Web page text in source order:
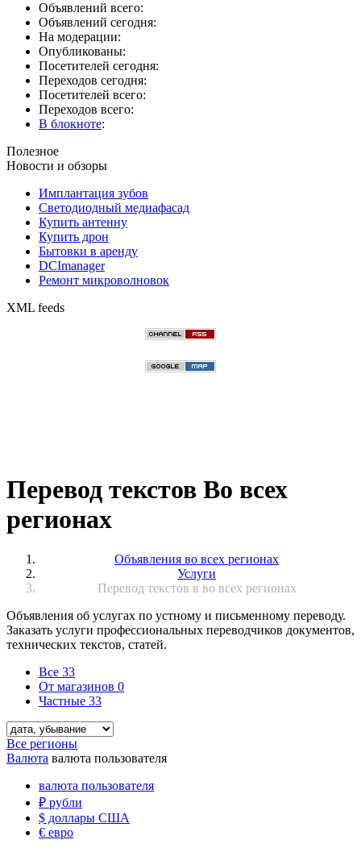
Объявлений всего:
Объявлений сегодня:
На модерации:
Опубликованы:
Посетителей сегодня:
Переходов сегодня:
Посетителей всего:
Переходов всего:
В блокноте:
Полезное
Новости и обзоры
Имплантация зубов
Светодиодный медиафасад
Купить антенну
Купить дрон
Бытовки в аренду
DCImanager
Ремонт микроволновок
XML feeds
Перевод текстов Во всех
регионах
Объявления во всех регионах
Услуги
Перевод текстов в во всех регионах
Объявления об услугах по устному и письменному переводу.
Заказать услуги профессиональных переводчиков документов,
технических текстов, статей.
Все 33
От магазинов 0
Частные 33
Все регионы
Валюта валюта пользователя
валюта пользователя
₽ рубли
$ доллары США
€ евро